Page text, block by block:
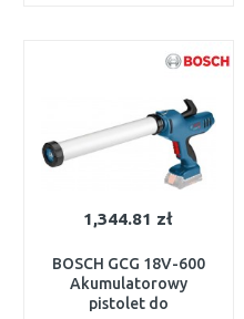
Do porównania
1,344.81 zł
BOSCH GCG 18V-600
Akumulatorowy
pistolet do